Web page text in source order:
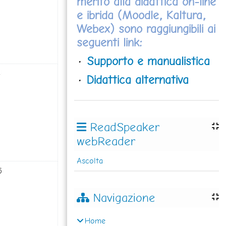
e ibrida (Moodle, Kaltura,
Webex) sono raggiungibili ai
seguenti link:
· Supporto e manualistica
· Didattica alternativa
ReadSpeaker
webReader
Ascolta
Navigazione
Home
febbraioevento, sabato 8 febbraio
febbraio
evento, sabato 15 febbraio